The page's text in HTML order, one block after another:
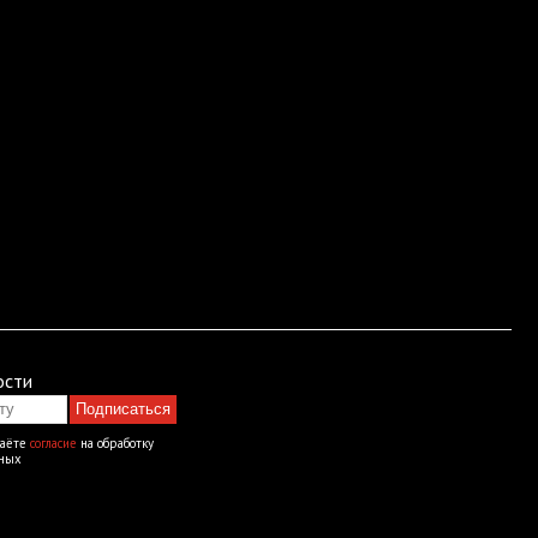
Подписаться
согласие на обработку